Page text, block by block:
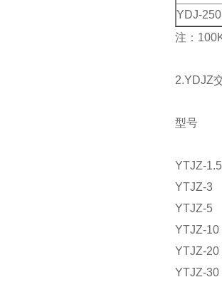
YDJ-250
注：
2.YDJZ
型号
YTJZ-1.5
YTJZ-3
YTJZ-5
YTJZ-10
YTJZ-20
YTJZ-30